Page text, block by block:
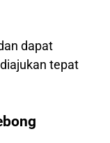
dapat
tepat